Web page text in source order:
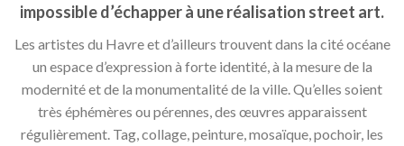
impossible d’échapper à une réalisation street art.
Les artistes du Havre et d’ailleurs trouvent dans la cité océane
un espace d’expression à forte identité, à la mesure de la
modernité et de la monumentalité de la ville. Qu’elles soient
très éphémères ou pérennes, des œuvres apparaissent
régulièrement. Tag, collage, peinture, mosaïque, pochoir, les